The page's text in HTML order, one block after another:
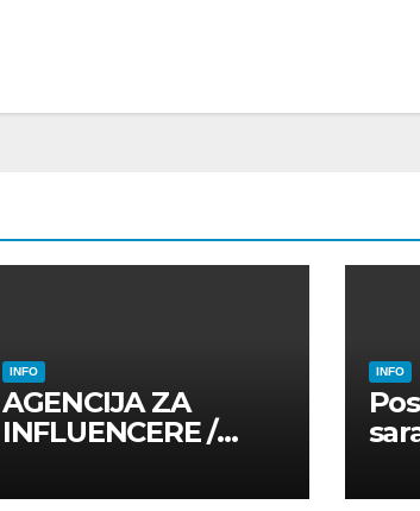
INFO
AGENCIJA ZA
INFLUENCERE /
UTICAJNE OSOBE
INFO